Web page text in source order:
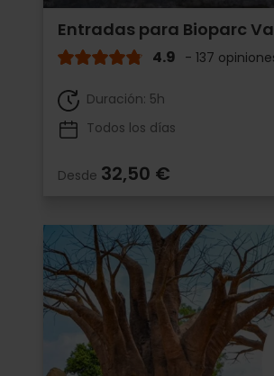
Entradas para Bioparc
4.9 - 137
Duración: 5h
Todos los días
Desde 32,50 €